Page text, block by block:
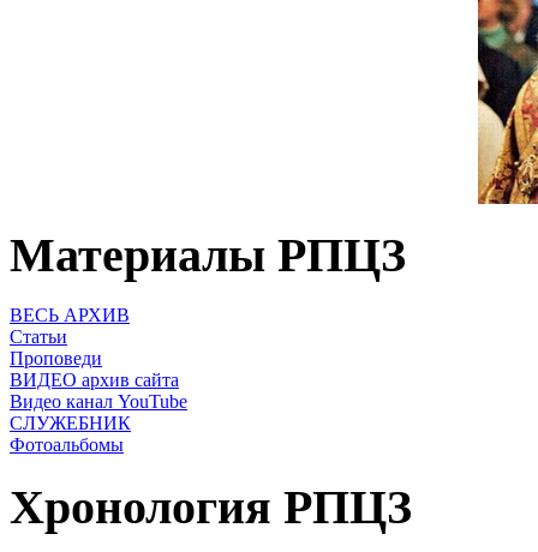
Материалы РПЦЗ
ВЕСЬ АРХИВ
Статьи
Проповеди
ВИДЕО архив сайта
Видео канал YouTube
СЛУЖЕБНИК
Фотоальбомы
Хронология РПЦЗ